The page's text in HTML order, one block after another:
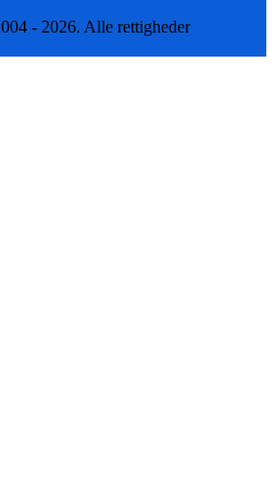
- 2026. Alle rettigheder